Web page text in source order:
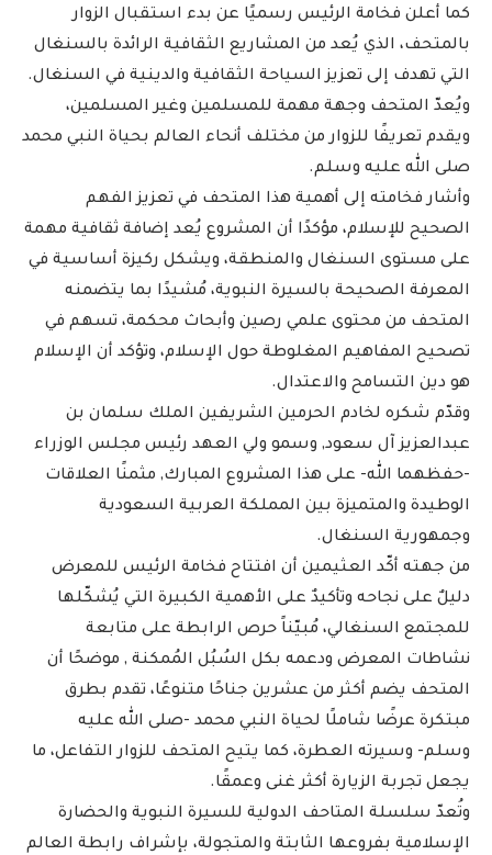
كما أعلن فخامة الرئيس رسميًا عن بدء استقبال الزوار
بالمتحف، الذي يُعد من المشاريع الثقافية الرائدة بالسنغال
التي تهدف إلى تعزيز السياحة الثقافية والدينية في السنغال.
ويُعدّ المتحف وجهة مهمة للمسلمين وغير المسلمين،
ويقدم تعريفًا للزوار من مختلف أنحاء العالم بحياة النبي محمد
صلى الله عليه وسلم.
وأشار فخامته إلى أهمية هذا المتحف في تعزيز الفهم
الصحيح للإسلام، مؤكدًا أن المشروع يُعد إضافة ثقافية مهمة
على مستوى السنغال والمنطقة، ويشكل ركيزة أساسية في
المعرفة الصحيحة بالسيرة النبوية، مُشيدًا بما يتضمنه
المتحف من محتوى علمي رصين وأبحاث محكمة، تسهم في
تصحيح المفاهيم المغلوطة حول الإسلام، وتؤكد أن الإسلام
هو دين التسامح والاعتدال.
وقدّم شكره لخادم الحرمين الشريفين الملك سلمان بن
عبدالعزيز آل سعود, وسمو ولي العهد رئيس مجلس الوزراء
-حفظهما الله- على هذا المشروع المبارك, مثمنًا العلاقات
الوطيدة والمتميزة بين المملكة العربية السعودية
وجمهورية السنغال.
من جهته أكّد العثيمين أن افتتاح فخامة الرئيس للمعرض
دليلٌ على نجاحه وتأكيدٌ على الأهمية الكبيرة التي يُشكّلها
للمجتمع السنغالي، مُبيّناً حرص الرابطة على متابعة
نشاطات المعرض ودعمه بكل السُبُل المُمكنة , موضحًا أن
المتحف يضم أكثر من عشرين جناحًا متنوعًا، تقدم بطرق
مبتكرة عرضًا شاملًا لحياة النبي محمد -صلى الله عليه
وسلم- وسيرته العطرة، كما يتيح المتحف للزوار التفاعل، ما
يجعل تجربة الزيارة أكثر غنى وعمقًا.
وتُعدّ سلسلة المتاحف الدولية للسيرة النبوية والحضارة
الإسلامية بفروعها الثابتة والمتجولة، بإشراف رابطة العالم